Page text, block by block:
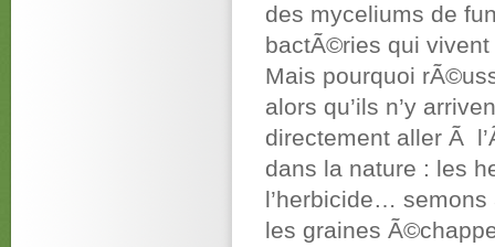
des myceliums de
bactÃ©ries qui
Mais pourquoi
alors qu’ils n’y
directement aller Ã
dans la nature : les
l’herbicide…
les graines